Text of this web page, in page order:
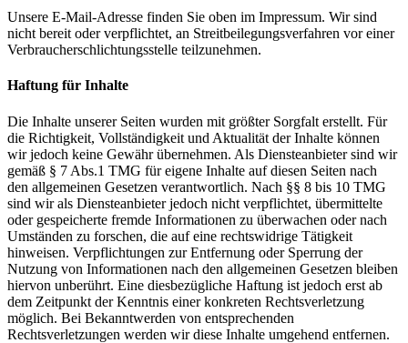
Unsere E-Mail-Adresse finden Sie oben im Impressum. Wir sind
nicht bereit oder verpflichtet, an Streitbeilegungsverfahren vor einer
Verbraucherschlichtungsstelle teilzunehmen.
Haftung für Inhalte
Die Inhalte unserer Seiten wurden mit größter Sorgfalt erstellt. Für
die Richtigkeit, Vollständigkeit und Aktualität der Inhalte können
wir jedoch keine Gewähr übernehmen. Als Diensteanbieter sind wir
gemäß § 7 Abs.1 TMG für eigene Inhalte auf diesen Seiten nach
den allgemeinen Gesetzen verantwortlich. Nach §§ 8 bis 10 TMG
sind wir als Diensteanbieter jedoch nicht verpflichtet, übermittelte
oder gespeicherte fremde Informationen zu überwachen oder nach
Umständen zu forschen, die auf eine rechtswidrige Tätigkeit
hinweisen. Verpflichtungen zur Entfernung oder Sperrung der
Nutzung von Informationen nach den allgemeinen Gesetzen bleiben
hiervon unberührt. Eine diesbezügliche Haftung ist jedoch erst ab
dem Zeitpunkt der Kenntnis einer konkreten Rechtsverletzung
möglich. Bei Bekanntwerden von entsprechenden
Rechtsverletzungen werden wir diese Inhalte umgehend entfernen.